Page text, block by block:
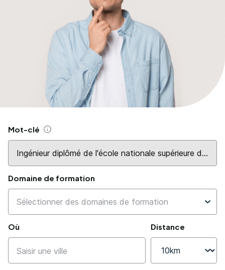
Mot-clé Aide
Domaine de formation
Où Distance